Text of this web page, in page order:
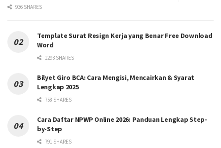
936 SHARES
Template Surat Resign Kerja yang Benar Free Download
Word
1293 SHARES
Bilyet Giro BCA: Cara Mengisi, Mencairkan & Syarat
Lengkap 2025
758 SHARES
Cara Daftar NPWP Online 2026: Panduan Lengkap Step-
by-Step
791 SHARES